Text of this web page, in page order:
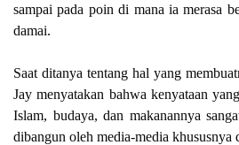
sampai pada poin di mana ia merasa
damai.
Saat ditanya tentang hal yang
Jay menyatakan bahwa kenyataan
Islam, budaya, dan makanannya
dibangun oleh media-media khususnya